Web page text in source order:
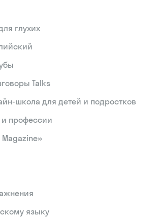
глухих
Talks
школа для детей и подростков
профессии
языку